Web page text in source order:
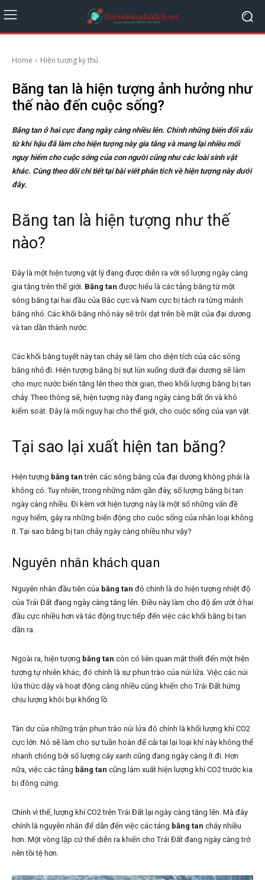
Home Hiện tượng kỳ thú
Băng tan là hiện tượng ảnh hưởng như
thế nào đến cuộc sống?
Băng tan ở hai cực đang ngày càng nhiều lên. Chính những biến đổi xấu
từ khí hậu đã làm cho hiện tượng này gia tăng và mang lại nhiều mối
nguy hiểm cho cuộc sống của con người cũng như các loài sinh vật
khác. Cùng theo dõi chi tiết tại bài viết phân tích về hiện tượng này dưới
đây.
Băng tan là hiện tượng như thế
nào?
Đây là một hiện tượng vật lý đang được diễn ra với số lượng ngày càng
gia tăng trên thế giới. Băng tan được hiểu là các tảng băng từ một
sông băng tại hai đầu của Bắc cực và Nam cực bị tách ra từng mảnh
băng nhỏ. Các khối băng nhỏ này sẽ trôi dạt trên bề mặt của đại dương
và tan dần thành nước.
Các khối băng tuyết này tan chảy sẽ làm cho diện tích của các sông
băng nhỏ đi. Hiện tượng băng bị sụt lún xuống dưới đại dương sẽ làm
cho mực nước biển tăng lên theo thời gian, theo khối lượng băng bị tan
chảy. Theo thông sê, hiện tượng này đang ngày càng bất ổn và khó
kiểm soát. Đây là mối nguy hại cho thế giới, cho cuộc sống của vạn vật.
Tại sao lại xuất hiện tan băng?
Hiện tượng băng tan trên các sông băng của đại dương không phải là
không có. Tuy nhiên, trong những năm gần đây, số lượng băng bị tan
ngày càng nhiều. Đi kèm với hiện tượng này là một số những vấn đề
nguy hiểm, gây ra những biến động cho cuộc sống của nhân loại không
ít. Tại sao băng bị tan chảy ngày càng nhiều như vậy?
Nguyên nhân khách quan
Nguyên nhân đầu tiên của băng tan đó chính là do hiện tượng nhiệt độ
của Trái Đất đang ngày càng tăng lên. Điều này làm cho độ ẩm ướt ở hai
đầu cực nhiều hơn và tác động trực tiếp đến việc các khối băng bị tan
dần ra.
Ngoài ra, hiện tượng băng tan còn có liên quan mật thiết đến một hiện
tượng tự nhiên khác, đó chính là sự phun trào của núi lửa. Việc các núi
lửa thức dậy và hoạt động càng nhiều cũng khiến cho Trái Đất hứng
chịu lượng khói bụi khổng lồ.
Tàn dư của những trận phun trào núi lửa đó chính là khối lượng khí CO2
cực lớn. Nó sẽ làm cho sự tuần hoàn để cải tại lại loại khí này không thể
nhanh chóng bởi số lượng cây xanh cũng đang ngày càng ít đi. Hơn
nữa, việc các tảng băng tan cũng làm xuất hiện lượng khí CO2 trước kia
bị đông cứng.
Chính vì thế, lượng khí CO2 trên Trái Đất lại ngày càng tăng lên. Mà đây
chính là nguyên nhân để dẫn đến việc các tảng băng tan chảy nhiều
hơn. Một vòng lặp cứ thế diễn ra khiến cho Trái Đất đang ngày càng trở
nên tồi tệ hơn.